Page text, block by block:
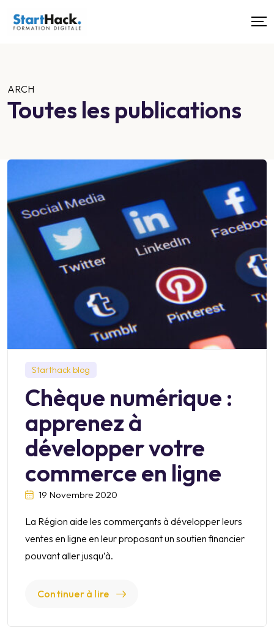
ARCH
Toutes les publications
Starthack blog
Chèque numérique :
apprenez à
développer votre
commerce en ligne
19 Novembre 2020
La Région aide les commerçants à développer leurs
ventes en ligne en leur proposant un soutien financier
pouvant aller jusqu’à.
Continuer à lire